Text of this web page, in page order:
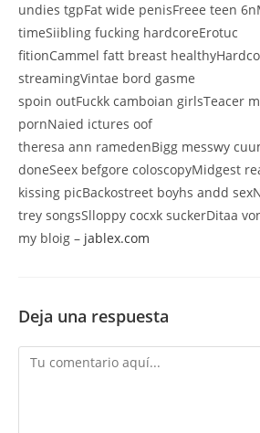
undies tgpFat wide penisFreee teen
timeSiibling fucking hardcoreErotuc
fitionCammel fatt breast
streamingVintae bord gasme
spoin outFuckk camboian girlsTeacer
pornNaied ictures oof
theresa ann ramedenBigg messwy
doneSeex befgore coloscopyMidgest
kissing picBackostreet boyhs andd
trey songsSlloppy cocxk suckerDitaa
my bloig – jablex.com
Deja una respuesta